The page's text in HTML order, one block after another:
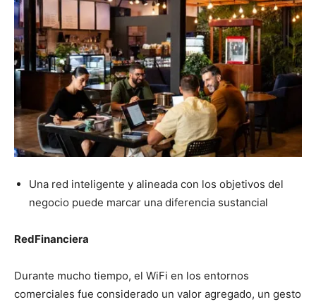
Una red inteligente y alineada con los objetivos del
negocio puede marcar una diferencia sustancial
RedFinanciera
Durante mucho tiempo, el WiFi en los entornos
comerciales fue considerado un valor agregado, un gesto